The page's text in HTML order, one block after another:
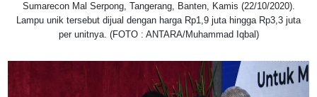
Sumarecon Mal Serpong, Tangerang, Banten, Kamis (22/10/2020).
Lampu unik tersebut dijual dengan harga Rp1,9 juta hingga Rp3,3 juta
per unitnya. (FOTO : ANTARA/Muhammad Iqbal)